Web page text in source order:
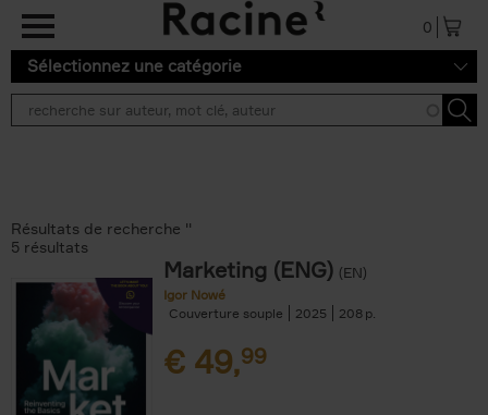
Aller au contenu principal
0
Sélectionnez une catégorie
Résultats de recherche ''
5 résultats
Marketing (ENG) (EN)
Igor Nowé
Couverture souple
2025 208
€ 49,99